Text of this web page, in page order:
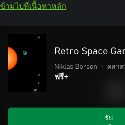
ข้ามไปที่เนื้อหาหลัก
Retro Space
Niklas Borson • คลา
ฟรี+
รับ